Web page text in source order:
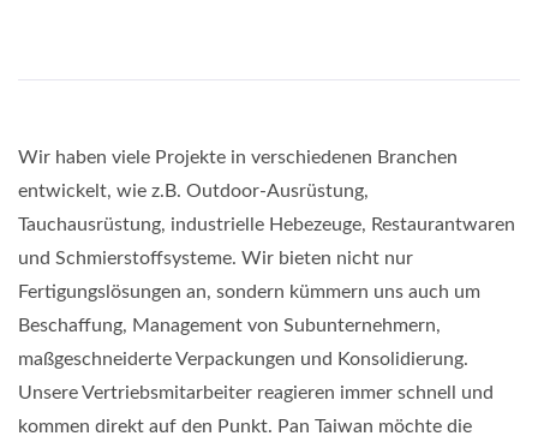
Wir haben viele Projekte in verschiedenen Branchen
entwickelt, wie z.B. Outdoor-Ausrüstung,
Tauchausrüstung, industrielle Hebezeuge, Restaurantwaren
und Schmierstoffsysteme. Wir bieten nicht nur
Fertigungslösungen an, sondern kümmern uns auch um
Beschaffung, Management von Subunternehmern,
maßgeschneiderte Verpackungen und Konsolidierung.
Unsere Vertriebsmitarbeiter reagieren immer schnell und
kommen direkt auf den Punkt. Pan Taiwan möchte die